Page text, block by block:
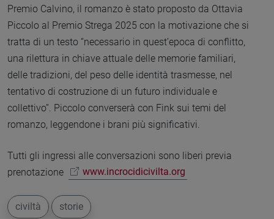
Premio Calvino, il romanzo è stato proposto da Ottavia
Piccolo al Premio Strega 2025 con la motivazione che si
tratta di un testo “necessario in quest’epoca di conflitto,
una rilettura in chiave attuale delle memorie familiari,
delle tradizioni, del peso delle identità trasmesse, nel
tentativo di costruzione di un futuro individuale e
collettivo”. Piccolo converserà con Fink sui temi del
romanzo, leggendone i brani più significativi.
Tutti gli ingressi alle conversazioni sono liberi previa
prenotazione
www.incrocidicivilta.org
civiltà storie